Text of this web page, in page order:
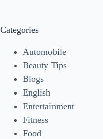
Categories
Automobile
Beauty Tips
Blogs
English
Entertainment
Fitness
Food